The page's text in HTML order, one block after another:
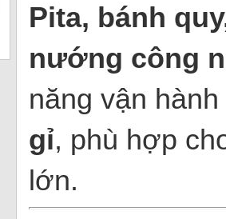
Pita, bánh
nướng công
năng vận
gỉ, phù hợp
lớn.